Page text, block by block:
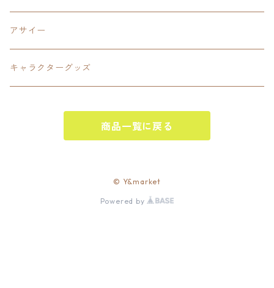
Interstate 州間道路型
U.S. Route国道（アメリカ）
ミリタリー
ゲーム
ジャパンスタイル
KIDS
アサイー
キャラクターグッズ
商品一覧に戻る
© Y&market
Powered by